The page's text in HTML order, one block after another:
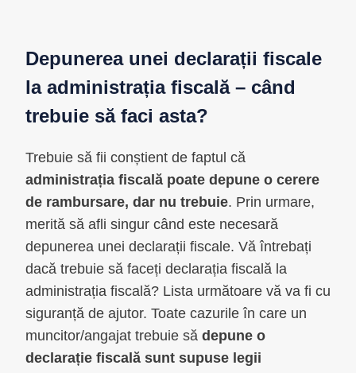
Depunerea unei declarații fiscale
la administrația fiscală – când
trebuie să faci asta?
Trebuie să fii conștient de faptul că
administrația fiscală poate depune o cerere
de rambursare, dar nu trebuie. Prin urmare,
merită să afli singur când este necesară
depunerea unei declarații fiscale. Vă întrebați
dacă trebuie să faceți declarația fiscală la
administrația fiscală? Lista următoare vă va fi cu
siguranță de ajutor. Toate cazurile în care un
muncitor/angajat trebuie să depune o
declarație fiscală sunt supuse legii